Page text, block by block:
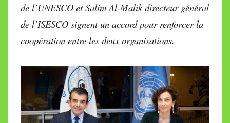
de l’UNESCO et Salim Al-Malik directeur général
de l’ISESCO signent un accord pour renforcer la
coopération entre les deux organisations.